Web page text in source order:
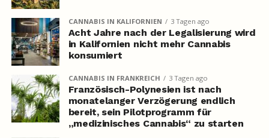
CANNABIS IN KALIFORNIEN 3 Tagen ago
Acht Jahre nach der Legalisierung wird
in Kalifornien nicht mehr Cannabis
konsumiert
CANNABIS IN FRANKREICH 3 Tagen ago
Französisch-Polynesien ist nach
monatelanger Verzögerung endlich
bereit, sein Pilotprogramm für
„medizinisches Cannabis“ zu starten